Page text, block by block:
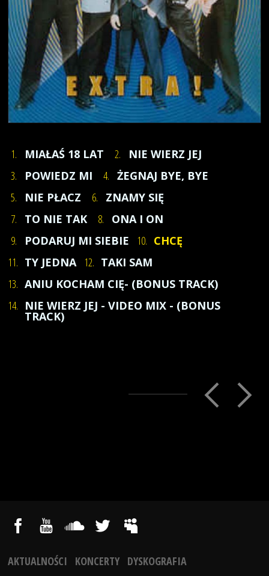
1. MIAŁAŚ 18 LAT 2.
NIE WIERZ JEJ
3.
POWIEDZ MI 4. ŻEGNAJ BYE, BYE
5.
NIE PŁACZ 6.
ZNAMY SIĘ
7.
TO NIE TAK 8.
ONA I ON
9.
PODARUJ MI SIEBIE 10. CHCĘ
11. TY JEDNA 12. TAKI SAM
13. ANIU KOCHAM CIĘ- (BONUS TRACK)
14. NIE WIERZ JEJ - VIDEO MIX - (BONUS
TRACK)
AKTUALNOŚCI KONCERTY DYSKOGRAFIA